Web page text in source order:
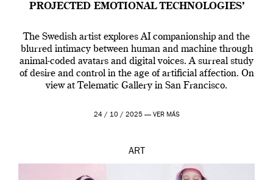
PROJECTED EMOTIONAL TECHNOLOGIES’
The Swedish artist explores AI companionship and the
blurred intimacy between human and machine through
animal-coded avatars and digital voices. A surreal study
of desire and control in the age of artificial affection. On
view at Telematic Gallery in San Francisco.
24 / 10 / 2025 — VER MÁS
ART